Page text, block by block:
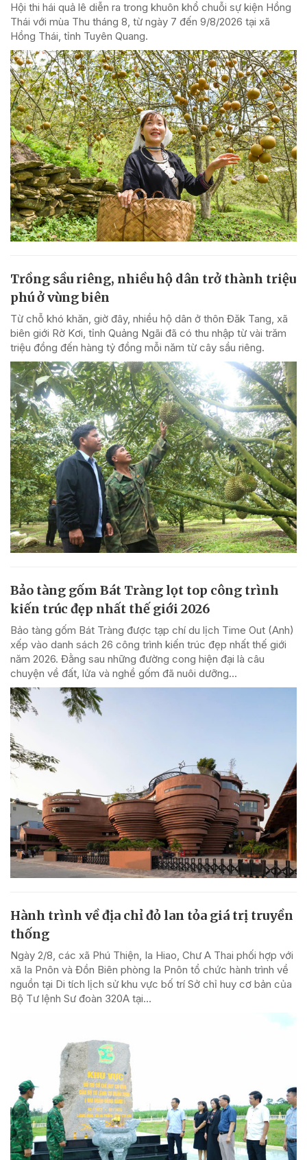
Hội thi hái quả lê diễn ra trong khuôn khổ chuỗi sự kiện Hồng
Thái với mùa Thu tháng 8, từ ngày 7 đến 9/8/2026 tại xã
Hồng Thái, tỉnh Tuyên Quang.
Trồng sầu riêng, nhiều hộ dân trở thành triệu
phú ở vùng biên
Từ chỗ khó khăn, giờ đây, nhiều hộ dân ở thôn Đăk Tang, xã
biên giới Rờ Kơi, tỉnh Quảng Ngãi đã có thu nhập từ vài trăm
triệu đồng đến hàng tỷ đồng mỗi năm từ cây sầu riêng.
Bảo tàng gốm Bát Tràng lọt top công trình
kiến trúc đẹp nhất thế giới 2026
Bảo tàng gốm Bát Tràng được tạp chí du lịch Time Out (Anh)
xếp vào danh sách 26 công trình kiến trúc đẹp nhất thế giới
năm 2026. Đằng sau những đường cong hiện đại là câu
chuyện về đất, lửa và nghề gốm đã nuôi dưỡng...
Hành trình về địa chỉ đỏ lan tỏa giá trị truyền
thống
Ngày 2/8, các xã Phú Thiện, Ia Hiao, Chư A Thai phối hợp với
xã Ia Pnôn và Đồn Biên phòng Ia Pnôn tổ chức hành trình về
nguồn tại Di tích lịch sử khu vực bố trí Sở chỉ huy cơ bản của
Bộ Tư lệnh Sư đoàn 320A tại...